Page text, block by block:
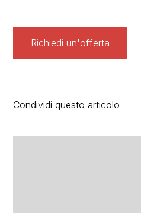
Richiedi un'offerta
Condividi questo articolo